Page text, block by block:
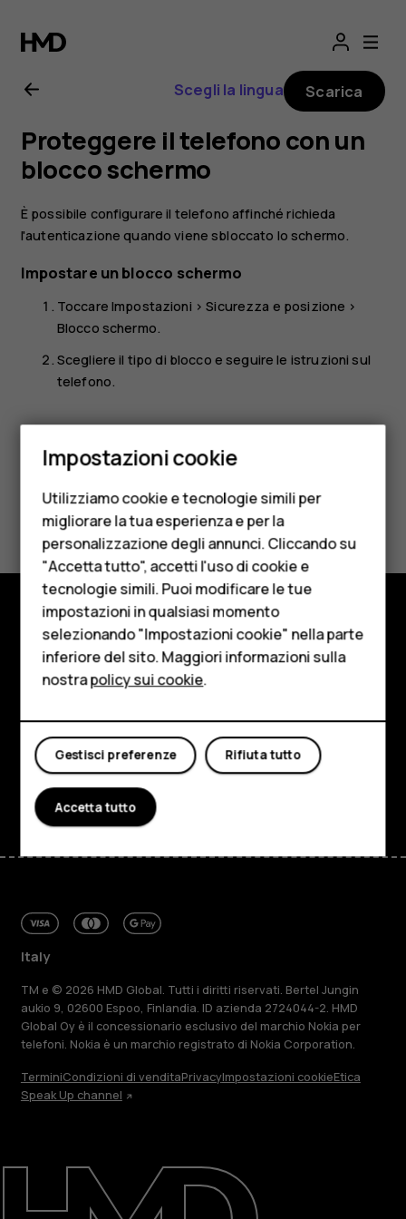
Manuale
d’uso
del
Nokia
6.2
Smartphone
Cellulari
Telefoni per anziani
Accessori
HMD Terra M
Per le imprese
Tablet
Negozio
Il mio account
Ripara, riutilizza, ricicla
Sostenibilità
Scegli la lingua Scarica
Proteggere il telefono con un
blocco schermo
È possibile configurare il telefono affinché richieda
l'autenticazione quando viene sbloccato lo schermo.
Impostare un blocco schermo
ToccareImpostazioni >Sicurezza e posizione >
Blocco schermo.
Scegliere il tipo di blocco e seguire le istruzioni sul
telefono.
Ti è stato d'aiuto?
Sì No
Negozio
Informazioni su
Assistenza
FacebookInstagram
Tiktok
Italy
TM e © 2026 HMD Global. Tutti i diritti riservati. Bertel Jungin
aukio 9, 02600 Espoo, Finlandia. ID azienda 2724044-2. HMD
Global Oy è il concessionario esclusivo del marchio Nokia per
telefoni. Nokia è un marchio registrato di Nokia Corporation.
TerminiCondizioni di venditaPrivacyImpostazioni cookieEtica
Speak Up channel
Impostazioni cookie
Utilizziamo cookie e tecnologie simili per
migliorare la tua esperienza e per la
personalizzazione degli annunci. Cliccando su
"Accetta tutto", accetti l'uso di cookie e
tecnologie simili. Puoi modificare le tue
impostazioni in qualsiasi momento
selezionando "Impostazioni cookie" nella parte
inferiore del sito. Maggiori informazioni sulla
nostrapolicy sui cookie.
Rifiuta tutto
Gestisci preferenze
Accetta tutto